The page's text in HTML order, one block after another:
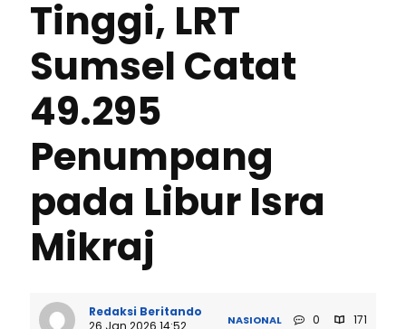
Tinggi, LRT
Sumsel Catat
49.295
Penumpang
pada Libur Isra
Mikraj
Redaksi Beritando
26 Jan 2026 14:52
NASIONAL 0 171